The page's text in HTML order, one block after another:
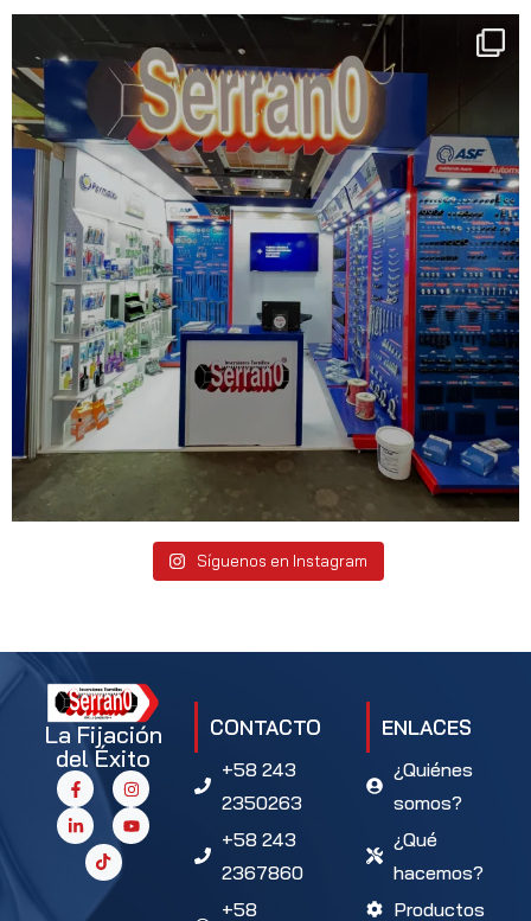
Síguenos en Instagram
La Fijación
del Éxito
CONTACTO
+58 243
2350263
+58 243
2367860
+58
ENLACES
¿Quiénes
somos?
¿Qué
hacemos?
Productos